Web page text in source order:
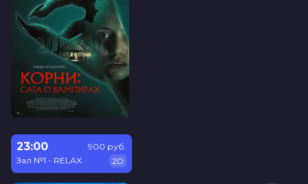
23:00
Зал №1 - RELAX
900 руб.
2D